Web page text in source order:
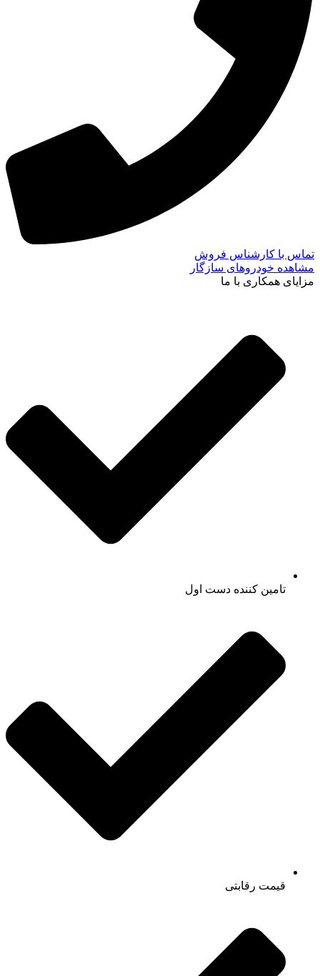
تماس با کارشناس فروش
مشاهده خودروهای سازگار
مزایای همکاری با ما
تامین کننده دست اول
قیمت رقابتی